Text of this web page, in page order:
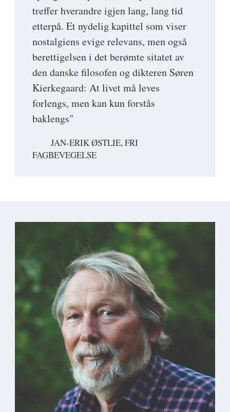
treffer hverandre igjen lang, lang tid
etterpå. Et nydelig kapittel som viser
nostalgiens evige relevans, men også
berettigelsen i det berømte sitatet av
den danske filosofen og dikteren Søren
Kierkegaard: At livet må leves
forlengs, men kan kun forstås
baklengs"
JAN-ERIK ØSTLIE, FRI
FAGBEVEGELSE